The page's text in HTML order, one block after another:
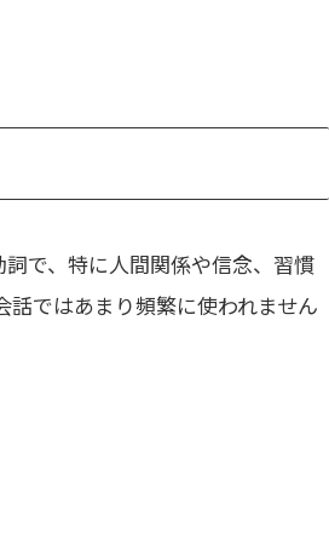
で、特に人間関係や信念、習慣
ではあまり頻繁に使われません